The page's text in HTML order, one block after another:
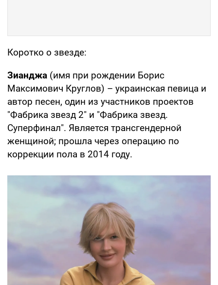
Коротко о звезде:
Зианджа (имя при рождении Борис
Максимович Круглов) – украинская певица и
автор песен, один из участников проектов
"Фабрика звезд 2" и "Фабрика звезд.
Суперфинал". Является трансгендерной
женщиной; прошла через операцию по
коррекции пола в 2014 году.